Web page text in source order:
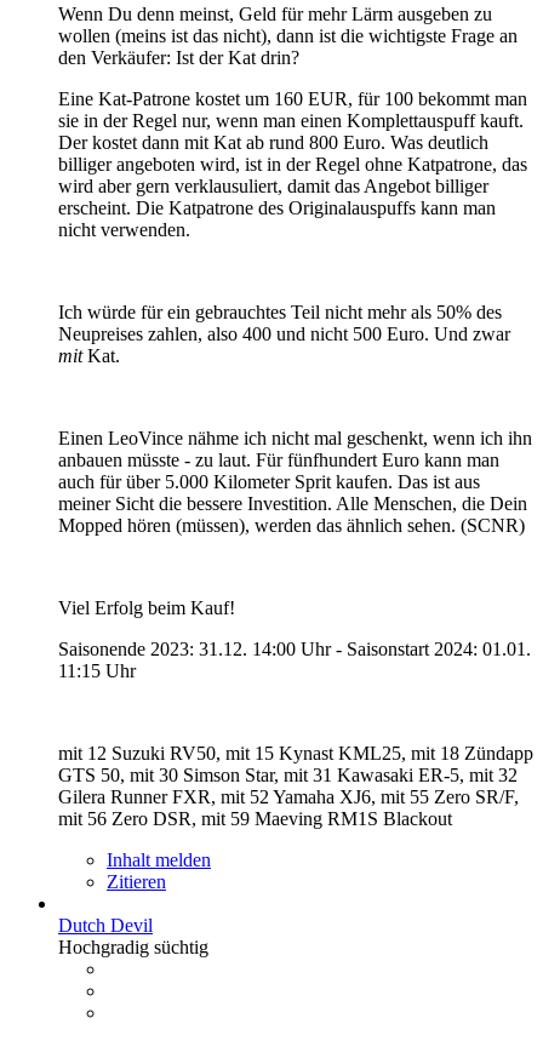
Wenn Du denn meinst, Geld für mehr Lärm ausgeben zu
wollen (meins ist das nicht), dann ist die wichtigste Frage an
den Verkäufer: Ist der Kat drin?
Eine Kat-Patrone kostet um 160 EUR, für 100 bekommt man
sie in der Regel nur, wenn man einen Komplettauspuff kauft.
Der kostet dann mit Kat ab rund 800 Euro. Was deutlich
billiger angeboten wird, ist in der Regel ohne Katpatrone, das
wird aber gern verklausuliert, damit das Angebot billiger
erscheint. Die Katpatrone des Originalauspuffs kann man
nicht verwenden.
Ich würde für ein gebrauchtes Teil nicht mehr als 50% des
Neupreises zahlen, also 400 und nicht 500 Euro. Und zwar
mitKat.
Einen LeoVince nähme ich nicht mal geschenkt, wenn ich ihn
anbauen müsste - zu laut. Für fünfhundert Euro kann man
auch für über 5.000 Kilometer Sprit kaufen. Das ist aus
meiner Sicht die bessere Investition. Alle Menschen, die Dein
Mopped hören (müssen), werden das ähnlich sehen. (SCNR)
Viel Erfolg beim Kauf!
Saisonende 2023: 31.12. 14:00 Uhr - Saisonstart 2024: 01.01.
11:15 Uhr
mit 12 Suzuki RV50, mit 15 Kynast KML25, mit 18 Zündapp
GTS 50, mit 30 Simson Star, mit 31 Kawasaki ER-5, mit 32
Gilera Runner FXR, mit 52 Yamaha XJ6, mit 55 Zero SR/F,
mit 56 Zero DSR, mit 59 Maeving RM1S Blackout
Inhalt melden
Zitieren
Dutch Devil
Hochgradig süchtig